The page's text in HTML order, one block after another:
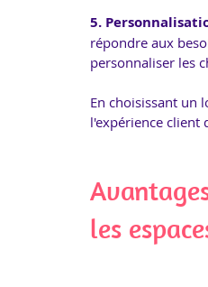
5.
répondre aux
personnaliser les
En choisissant un
l'expérience client
les